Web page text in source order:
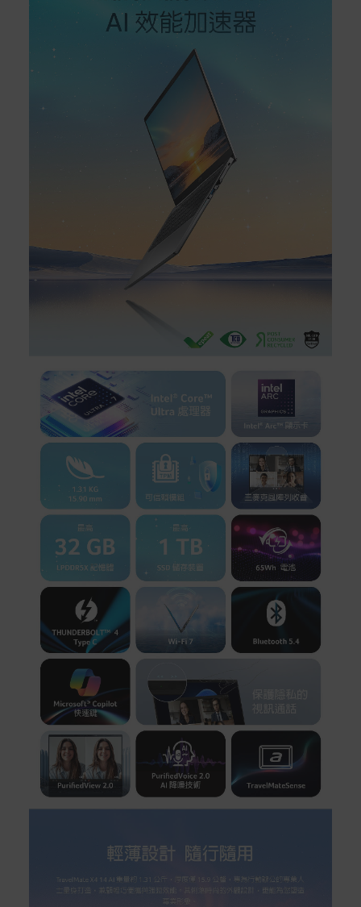
信用卡分期付款：限指定商品使用，滿1千享3期0利
率/滿1萬享3期0利率/滿3萬享12期0利率
銀行帳戶轉帳：使用一次性虛擬帳戶
LINEPAY(含iPASS MONEY)
Apple Pay：須使用行動裝置
Samsung Wallet (原Samsung Pay)：須使用行動裝